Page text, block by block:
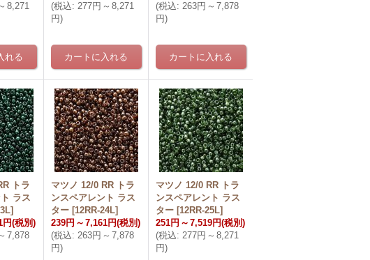
～ 8,271
(税込: 277円 ～ 8,271
円)
(税込: 263円 ～ 7,878
円)
トラ
ラス
]
円(税別)
～ 7,878
マツノ 12/0 RR トラ
ンスペアレント ラス
ター [12RR-24L]
239円 ～ 7,161円(税別)
(税込: 263円 ～ 7,878
円)
マツノ 12/0 RR トラ
ンスペアレント ラス
ター [12RR-25L]
251円 ～ 7,519円(税別)
(税込: 277円 ～ 8,271
円)